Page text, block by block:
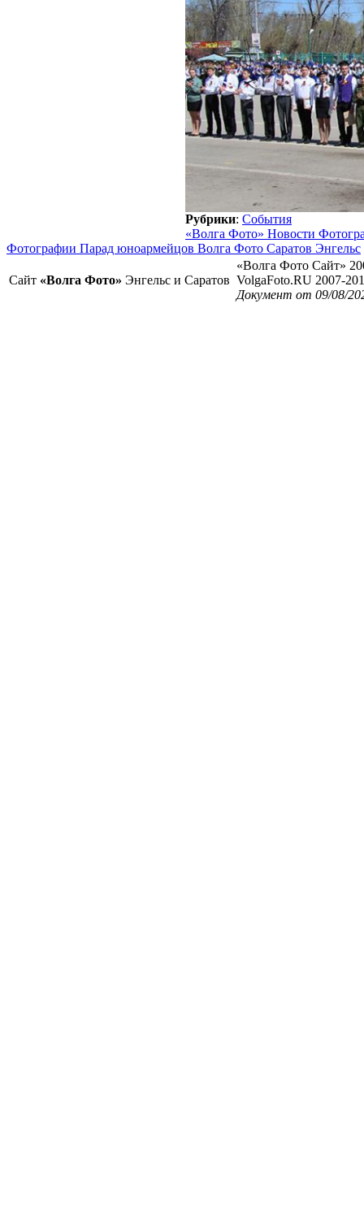
Рубрики: События
«Волга Фото» Новости
Фотографии Парад юноармейцов Волга Фото Саратов Энгельс
Сайт «Волга Фото» Энгельс и Саратов
«Волга Фото Сайт»
VolgaFoto.RU 2007-
Документ от 09/08/